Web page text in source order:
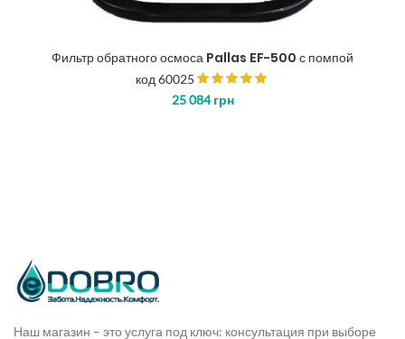
Фильтр обратного осмоса Pallas EF-500 с помпой
код 60025
25 084грн
Наш магазин – это услуга под ключ: консультация при выборе